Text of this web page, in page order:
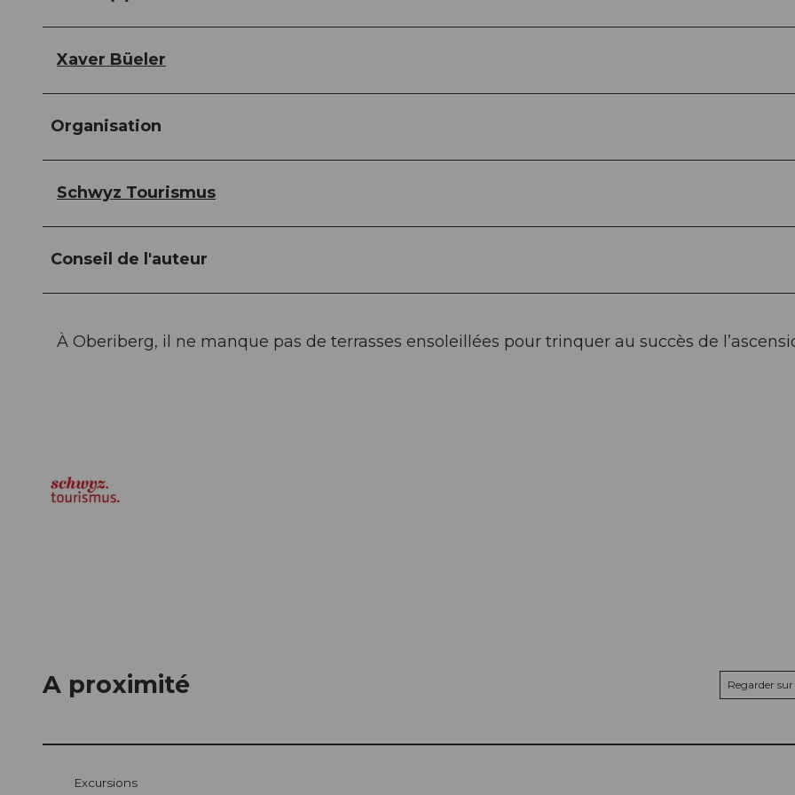
Xaver Büeler
Organisation
Schwyz Tourismus
Conseil de l'auteur
À Oberiberg, il ne manque pas de terrasses ensoleillées pour trinquer au succès de
A proximité Regarder
Excursions